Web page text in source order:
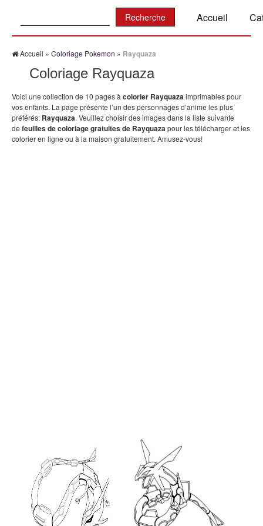
Accueil
Accueil » Coloriage Pokemon » Rayquaza
Coloriage Rayquaza
Voici une collection de 10 pages à colorier Rayquazaimprimables pour
vos enfants. La page présente l’un des personnages d’anime les plus
préférés: Rayquaza. Veuillez choisir des images dans la liste suivante
de feuilles de coloriage gratuites de Rayquazapour les télécharger et les
colorier en ligne ou à la maison gratuitement. Amusez-vous!